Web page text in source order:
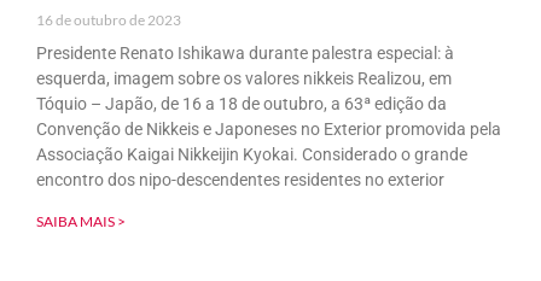
16 de outubro de 2023
Presidente Renato Ishikawa durante palestra especial: à
esquerda, imagem sobre os valores nikkeis Realizou, em
Tóquio – Japão, de 16 a 18 de outubro, a 63ª edição da
Convenção de Nikkeis e Japoneses no Exterior promovida pela
Associação Kaigai Nikkeijin Kyokai. Considerado o grande
encontro dos nipo-descendentes residentes no exterior
SAIBA MAIS >